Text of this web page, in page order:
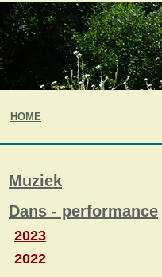
Muziek
Dans - performance
2023
2022
HOME